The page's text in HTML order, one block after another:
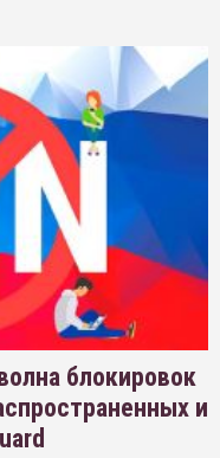
блокировок
и